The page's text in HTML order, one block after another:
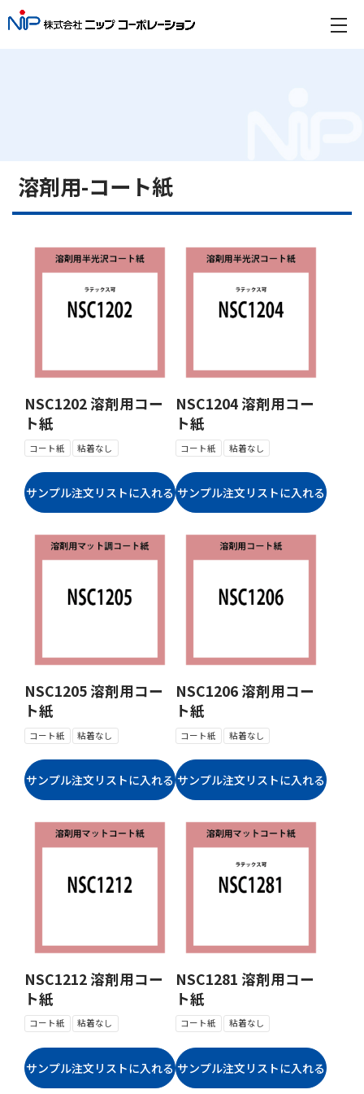
溶剤用-コート紙
NSC1202 溶剤用コー
ト紙
コート紙 粘着なし
NSC1204 溶剤用コー
ト紙
コート紙 粘着なし
NSC1205 溶剤用コー
ト紙
コート紙 粘着なし
NSC1206 溶剤用コー
ト紙
コート紙 粘着なし
NSC1212 溶剤用コー
ト紙
コート紙 粘着なし
NSC1281 溶剤用コー
ト紙
コート紙 粘着なし